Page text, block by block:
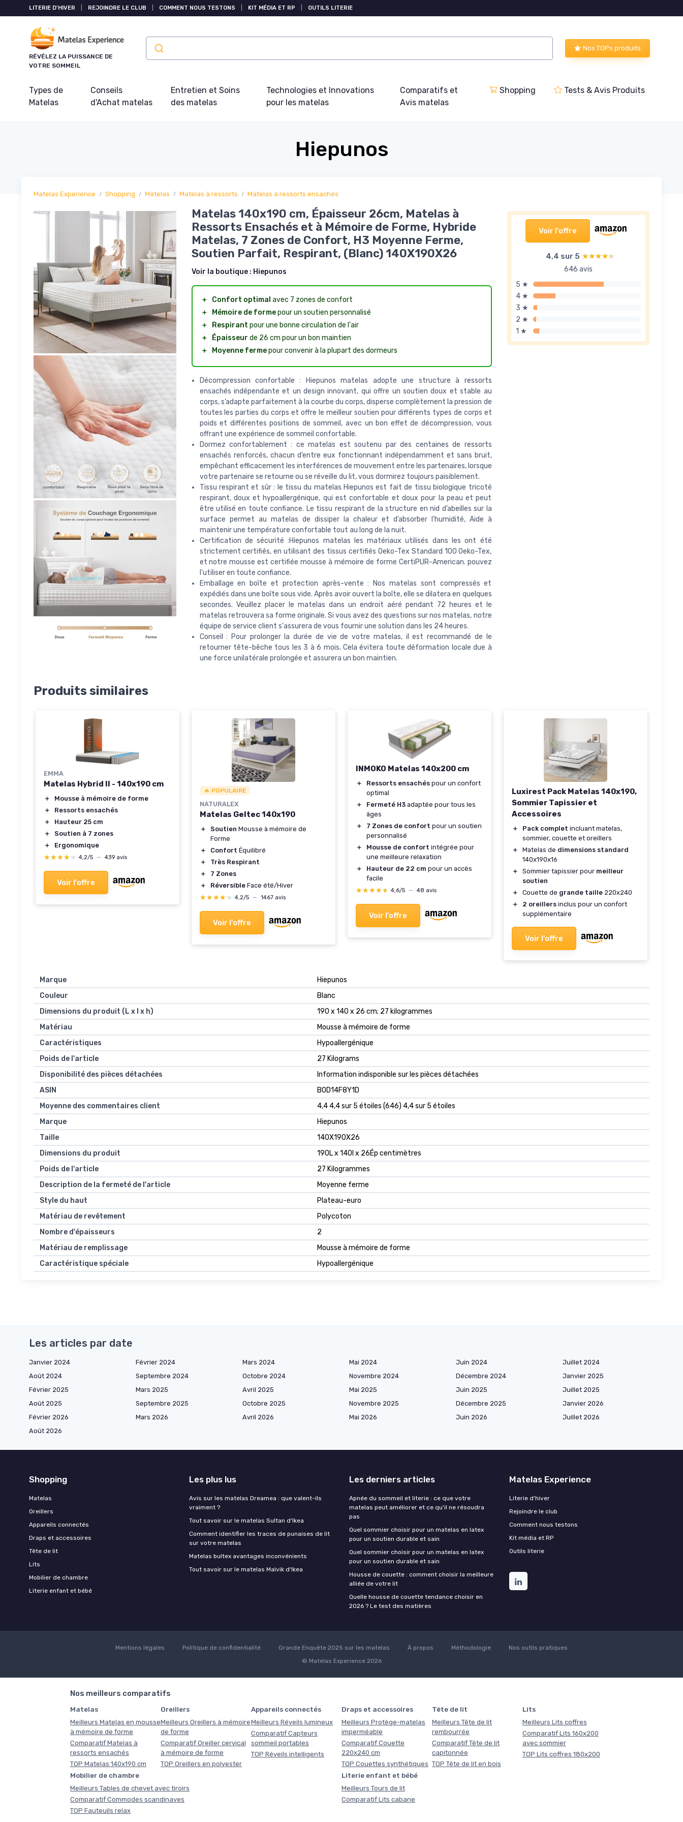
LITERIE D'HIVER REJOINDRE LE CLUB COMMENT NOUS TESTONS KIT MÉDIA ET RP OUTILS LITERIE
RÉVÉLEZ LA PUISSANCE DE
VOTRE SOMMEIL
Nos TOPs produits
Types de
Matelas
Conseils
d'Achat matelas
Entretien et Soins
des matelas
Technologies et Innovations
pour les matelas
Comparatifs et
Avis matelas
Shopping Tests & Avis Produits
Hiepunos
Matelas Experience Shopping Matelas Matelas à ressorts Matelas à ressorts ensachés
Voir l'offre
4,4 sur 5 ★★★★★
★★★★★
646 avis
5 ★
4 ★
3 ★
2 ★
1 ★
Matelas 140x190 cm, Épaisseur 26cm, Matelas à
Ressorts Ensachés et à Mémoire de Forme, Hybride
Matelas, 7 Zones de Confort, H3 Moyenne Ferme,
Soutien Parfait, Respirant, (Blanc) 140X190X26
Voir la boutique : Hiepunos
＋ Confort optimal avec 7 zones de confort
＋
Mémoire de formepour un soutien personnalisé
＋
Respirant pour une bonne circulation de l'air
＋
Épaisseur de 26 cm pour un bon maintien
＋
Moyenne fermepour convenir à la plupart des dormeurs
Décompression confortable : Hiepunos matelas adopte une structure à ressorts
ensachés indépendante et un design innovant, qui offre un soutien doux et stable au
corps, s’adapte parfaitement à la courbe du corps, disperse complètement la pression de
toutes les parties du corps et offre le meilleur soutien pour différents types de corps et
poids et différentes positions de sommeil, avec un bon effet de décompression, vous
offrant une expérience de sommeil confortable.
Dormez confortablement : ce matelas est soutenu par des centaines de ressorts
ensachés renforcés, chacun d’entre eux fonctionnant indépendamment et sans bruit,
empêchant efficacement les interférences de mouvement entre les partenaires, lorsque
votre partenaire se retourne ou se réveille du lit, vous dormirez toujours paisiblement.
Tissu respirant et sûr : le tissu du matelas Hiepunos est fait de tissu biologique tricoté
respirant, doux et hypoallergénique, qui est confortable et doux pour la peau et peut
être utilisé en toute confiance. Le tissu respirant de la structure en nid d’abeilles sur la
surface permet au matelas de dissiper la chaleur et d’absorber l’humidité, Aide à
maintenir une température confortable tout au long de la nuit.
Certification de sécurité :Hiepunos matelas les matériaux utilisés dans les ont été
strictement certifiés, en utilisant des tissus certifiés Oeko-Tex Standard 100 Oeko-Tex,
et notre mousse est certifiée mousse à mémoire de forme CertiPUR-American. pouvez
l'utiliser en toute confiance.
Emballage en boîte et protection après-vente : Nos matelas sont compressés et
expédiés dans une boîte sous vide. Après avoir ouvert la boîte, elle se dilatera en quelques
secondes. Veuillez placer le matelas dans un endroit aéré pendant 72 heures et le
matelas retrouvera sa forme originale. Si vous avez des questions sur nos matelas, notre
équipe de service client s'assurera de vous fournir une solution dans les 24 heures.
Conseil : Pour prolonger la durée de vie de votre matelas, il est recommandé de le
retourner tête-bêche tous les 3 à 6 mois. Cela évitera toute déformation locale due à
une force unilatérale prolongée et assurera un bon maintien.
Produits similaires
EMMA
Matelas Hybrid II - 140x190 cm
＋
Mousse à mémoire de forme
＋
Ressorts ensachés
＋
Hauteur 25 cm
＋
Soutien à 7 zones
＋
Ergonomique
★★★★★
★★★★★ 4,2/5 — 439 avis
Voir l'offre
🔥 POPULAIRE
NATURALEX
Matelas Geltec 140x190
＋ Soutien Mousse à mémoire de
Forme
＋
Confort Équilibré
＋
Très Respirant
＋
7 Zones
＋
Réversible Face été/Hiver
★★★★★
★★★★★ 4,2/5 — 1467 avis
Voir l'offre
INMOKO Matelas 140x200 cm
＋ Ressorts ensachés pour un confort
optimal
＋
Fermeté H3 adaptée pour tous les
âges
＋
7 Zones de confort pour un soutien
personnalisé
＋
Mousse de confort intégrée pour
une meilleure relaxation
＋
Hauteur de 22 cm pour un accès
facile
★★★★★
★★★★★ 4,6/5 — 48 avis
Voir l'offre
Luxirest Pack Matelas 140x190,
Sommier Tapissier et
Accessoires
＋ Pack complet incluant matelas,
sommier, couette et oreillers
＋
Matelas de dimensions standard
140x190x16
＋
Sommier tapissier pour meilleur
soutien
＋
Couette de grande taille 220x240
＋
2 oreillers inclus pour un confort
supplémentaire
Voir l'offre
Marque
‎Hiepunos
Couleur
‎Blanc
Dimensions du produit (L x l x h)
‎190 x 140 x 26 cm; 27 kilogrammes
Matériau
‎Mousse à mémoire de forme
Caractéristiques
‎Hypoallergénique
Poids de l'article
‎27 Kilograms
Disponibilité des pièces détachées
‎Information indisponible sur les pièces détachées
ASIN
B0D14F8Y1D
Moyenne des commentaires client
4,4 4,4 sur 5 étoiles (646) 4,4 sur 5 étoiles
Marque
Hiepunos
Taille
140X190X26
Dimensions du produit
190L x 140l x 26Ép centimètres
Poids de l'article
27 Kilogrammes
Description de la fermeté de l'article
Moyenne ferme
Style du haut
Plateau-euro
Matériau de revêtement
Polycoton
Nombre d'épaisseurs
2
Matériau de remplissage
Mousse à mémoire de forme
Caractéristique spéciale
Hypoallergénique
Les articles par date
Janvier 2024 Février 2024 Mars 2024 Mai 2024 Juin 2024
Juillet 2024
Août 2024
Septembre 2024 Octobre 2024 Novembre 2024 Décembre 2024
Janvier 2025
Février 2025
Mars 2025 Avril 2025 Mai 2025 Juin 2025
Juillet 2025
Août 2025
Septembre 2025 Octobre 2025 Novembre 2025 Décembre 2025
Janvier 2026
Février 2026
Mars 2026 Avril 2026 Mai 2026 Juin 2026
Juillet 2026
Août 2026
Shopping
Matelas
Oreillers
Appareils connectés
Draps et accessoires
Tête de lit
Lits
Mobilier de chambre
Literie enfant et bébé
Les plus lus
Avis sur les matelas Dreamea : que valent-ils
vraiment ?
Tout savoir sur le matelas Sultan d'Ikea
Comment identifier les traces de punaises de lit
sur votre matelas
Matelas bultex avantages inconvénients
Tout savoir sur le matelas Malvik d'Ikea
Les derniers articles
Apnée du sommeil et literie : ce que votre
matelas peut améliorer et ce qu'il ne résoudra
pas
Quel sommier choisir pour un matelas en latex
pour un soutien durable et sain
Quel sommier choisir pour un matelas en latex
pour un soutien durable et sain
Housse de couette : comment choisir la meilleure
alliée de votre lit
Quelle housse de couette tendance choisir en
2026 ? Le test des matières
Matelas Experience
Literie d'hiver
Rejoindre le club
Comment nous testons
Kit média et RP
Outils literie
Mentions légales Politique de confidentialité Grande Enquête 2025 sur les matelas À propos Méthodologie
Nos outils pratiques
© Matelas Experience 2026
Nos meilleurs comparatifs
Matelas
Meilleurs Matelas en mousse
à mémoire de forme
Comparatif Matelas à
ressorts ensachés
TOP Matelas 140x190 cm
Oreillers
Meilleurs Oreillers à mémoire
de forme
Comparatif Oreiller cervical
à mémoire de forme
TOP Oreillers en polyester
Appareils connectés
Meilleurs Réveils lumineux
Comparatif Capteurs
sommeil portables
TOP Réveils intelligents
Draps et accessoires
Meilleurs Protège-matelas
imperméable
Comparatif Couette
220x240 cm
TOP Couettes synthétiques
Tête de lit
Meilleurs Tête de lit
rembourrée
Comparatif Tête de lit
capitonnée
TOP Tête de lit en bois
Lits
Meilleurs Lits coffres
Comparatif Lits 160x200
avec sommier
TOP Lits coffres 180x200
Mobilier de chambre
Meilleurs Tables de chevet avec tiroirs
Comparatif Commodes scandinaves
TOP Fauteuils relax
Literie enfant et bébé
Meilleurs Tours de lit
Comparatif Lits cabane
Panneau de gestion des cookies